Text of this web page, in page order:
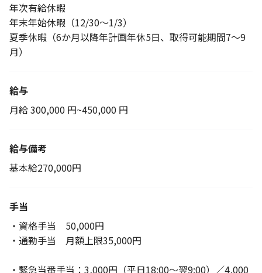
年次有給休暇
年末年始休暇（12/30～1/3）
夏季休暇（6か月以降年計画年休5日、取得可能期間7～9
月）
給与
月給 300,000 円~450,000 円
給与備考
基本給270,000円
手当
・資格手当 50,000円
・通勤手当 月額上限35,000円
・緊急当番手当：3,000円（平日18:00～翌9:00）／4,000